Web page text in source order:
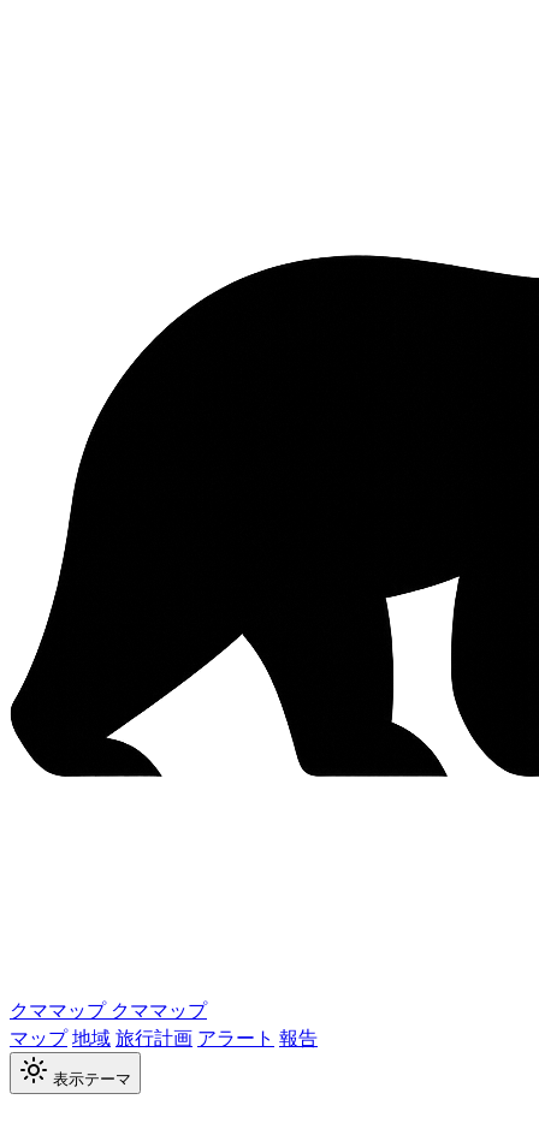
クママップ クママップ
マップ地域旅行計画 アラート 報告
表示テーマ